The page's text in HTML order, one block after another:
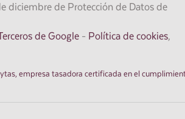
diciembre de Protección de Datos de
de Google - Política de cookies,